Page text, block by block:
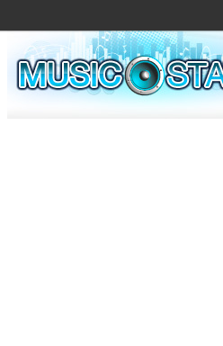
ข่าวด่วน
ละคร